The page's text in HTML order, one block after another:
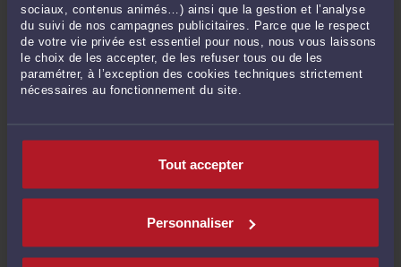
sociaux, contenus animés…) ainsi que la gestion et l’analyse
du suivi de nos campagnes publicitaires. Parce que le respect
de votre vie privée est essentiel pour nous, nous vous laissons
le choix de les accepter, de les refuser tous ou de les
paramétrer, à l’exception des cookies techniques strictement
nécessaires au fonctionnement du site.
Tout accepter
Personnaliser
DERNIÈRES PUBLICATIONS
Permis invalidé à tort : 6 points restitués avant l’été-Le 9 juil. 2026 à 18:03
Conduite sans permis et récidive : attention à la date des faits-Le 5 juin 2026
minute près-Le 2 juin 2026 à 17:54